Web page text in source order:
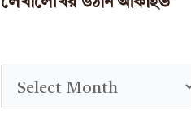
লেখালেখির উঠান আর্কাইভ
r